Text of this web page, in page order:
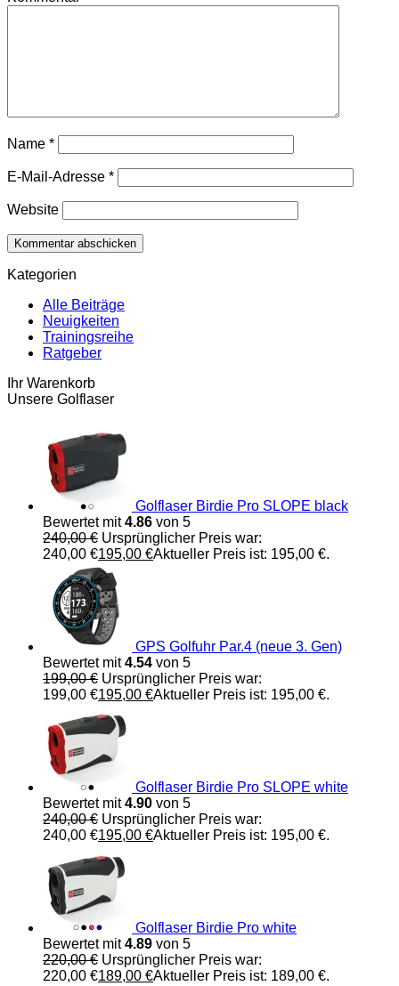
Name *
E-Mail-Adresse *
Website
Kategorien
Alle Beiträge
Neuigkeiten
Trainingsreihe
Ratgeber
Ihr Warenkorb
Unsere Golflaser
Golflaser Birdie Pro SLOPE black
Bewertet mit4.86 von 5
240,00€ Ursprünglicher Preis war:
240,00 €195,00 €Aktueller Preis ist: 195,00 €.
GPS Golfuhr Par.4 (neue 3. Gen)
Bewertet mit4.54 von 5
199,00€ Ursprünglicher Preis war:
199,00 €195,00 €Aktueller Preis ist: 195,00 €.
Golflaser Birdie Pro SLOPE white
Bewertet mit4.90 von 5
240,00€ Ursprünglicher Preis war:
240,00 €195,00 €Aktueller Preis ist: 195,00 €.
Golflaser Birdie Pro white
Bewertet mit4.89 von 5
220,00€ Ursprünglicher Preis war:
220,00 €189,00 €Aktueller Preis ist: 189,00 €.